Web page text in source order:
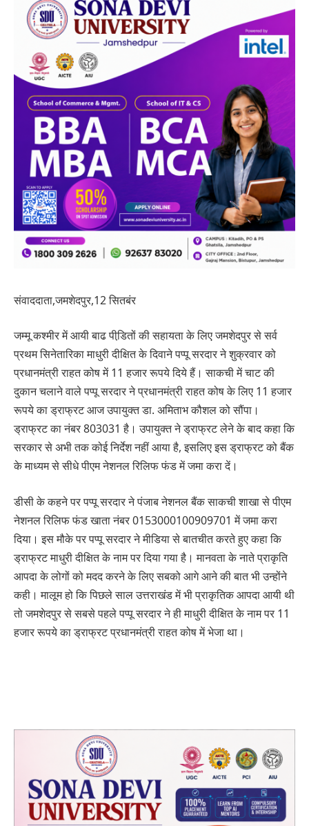
संवाददाता,जमशेदपुर,12 सितबंर
जम्मू कश्मीर में आयी बाढ पीडि़तों की सहायता के लिए जमशेदपुर से सर्व
प्रथम सिनेतारिका माधुरी दीक्षित के दिवाने पप्पू सरदार ने शुक्रवार को
प्रधानमंत्री राहत कोष में 11 हजार रूपये दिये हैं। साकची में चाट की
दुकान चलाने वाले पप्पू सरदार ने प्रधानमंत्री राहत कोष के लिए 11 हजार
रूपये का ड्राफ्रट आज उपायुक्त डा. अमिताभ कौशल को सौंपा।
ड्राफ्रट का नंबर 803031 है। उपायुक्त ने ड्राफ्रट लेने के बाद कहा कि
सरकार से अभी तक कोई निर्देश नहीं आया है, इसलिए इस ड्राफ्रट को बैंक
के माध्यम से सीधे पीएम नेशनल रिलिफ फंड में जमा करा दें।
डीसी के कहने पर पप्पू सरदार ने पंजाब नेशनल बैंक साकची शाखा से पीएम
नेशनल रिलिफ फंड खाता नंबर 0153000100909701 में जमा करा
दिया। इस मौके पर पप्पू सरदार ने मीडिया से बातचीत करते हुए कहा कि
ड्राफ्रट माधुरी दीक्षित के नाम पर दिया गया है। मानवता के नाते प्राकृति
आपदा के लोगों को मदद करने के लिए सबको आगे आने की बात भी उन्होंने
कही। मालूम हो कि पिछले साल उत्तराखंड में भी प्राकृतिक आपदा आयी थी
तो जमशेदपुर से सबसे पहले पप्पू सरदार ने ही माधुरी दीक्षित के नाम पर 11
हजार रूपये का ड्राफ्रट प्रधानमंत्री राहत कोष में भेजा था।